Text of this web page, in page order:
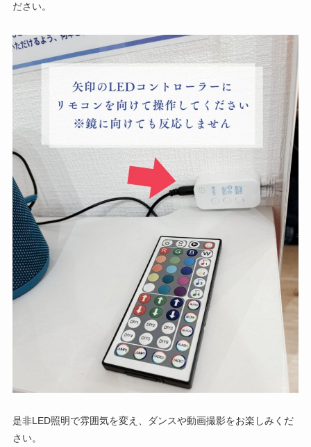
ださい。
是非LED照明で雰囲気を変え、ダンスや動画撮影をお楽しみくだ
さい。